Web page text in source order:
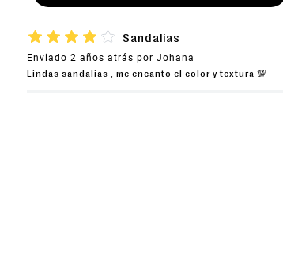
Agregar comentario
★ ★ ★ ★ ☆ Sandalias
Enviado 2 años atrás por Johana
Lindas sandalias , me encanto el color y textura 💯